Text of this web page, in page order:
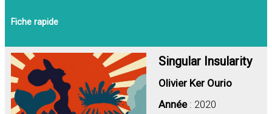
Fiche rapide
Singular Insularity
Olivier Ker Ourio
Année: 2020